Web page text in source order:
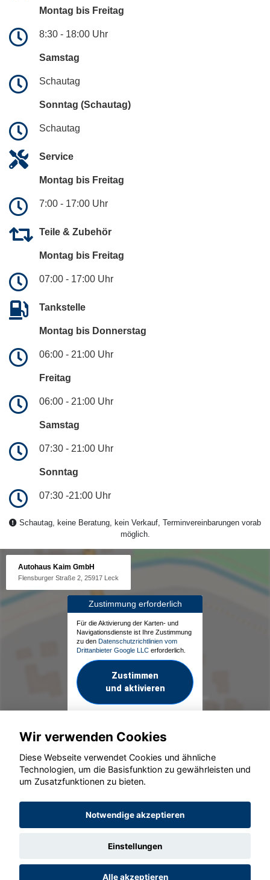
Montag bis Freitag
8:30 - 18:00 Uhr
Samstag
Schautag
Sonntag (Schautag)
Schautag
Service
Montag bis Freitag
7:00 - 17:00 Uhr
Teile & Zubehör
Montag bis Freitag
07:00 - 17:00 Uhr
Tankstelle
Montag bis Donnerstag
06:00 - 21:00 Uhr
Freitag
06:00 - 21:00 Uhr
Samstag
07:30 - 21:00 Uhr
Sonntag
07:30 -21:00 Uhr
Schautag, keine Beratung, kein Verkauf, Terminvereinbarungen vorab
möglich.
Autohaus Kaim GmbH
Flensburger Straße 2, 25917 Leck
Zustimmung erforderlich
Für die Aktivierung der Karten- und
Navigationsdienste ist Ihre Zustimmung
zu den Datenschutzrichtlinien vom
Drittanbieter Google LLC erforderlich.
Zustimmen
und aktivieren
© konjunkturmotor.de GmbH 2020 - 2026
Wir verwenden Cookies
Diese Webseite verwendet Cookies und ähnliche
Technologien, um die Basisfunktion zu gewährleisten und
um Zusatzfunktionen zu bieten.
Notwendige akzeptieren
Einstellungen
Alle akzeptieren